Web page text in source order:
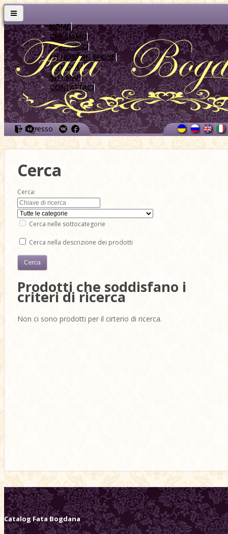
HOME
CHI SIAMO
CATALOGO
LE NOSTRE SPOSE
ARTICOLI
SITEMAP
CONTATTACI
Ingresso
Cerca
Cerca:
Cerca nelle sottocategorie
Cerca nella descrizione dei prodotti
Prodotti che soddisfano i
criteri di ricerca
Non ci sono prodotti per il cirterio di ricerca.
CatalogFata Bogdana